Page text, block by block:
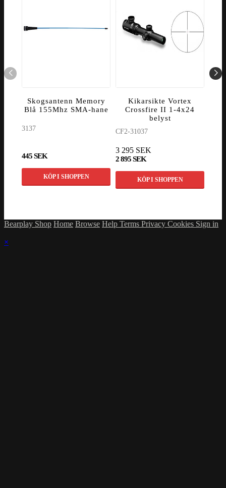
Skogsantenn Memory
Blå 155Mhz SMA-hane
3137
445 SEK
KÖP I SHOPPEN
Kikarsikte Vortex
Crossfire II 1-4x24
belyst
CF2-31037
3 295 SEK
2 895 SEK
KÖP I SHOPPEN
Bearplay Shop Home Browse Help Terms Privacy Cookies Sign in
×